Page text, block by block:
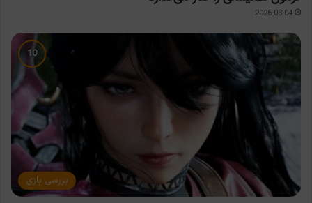
2026-08-04
بررسی بازی